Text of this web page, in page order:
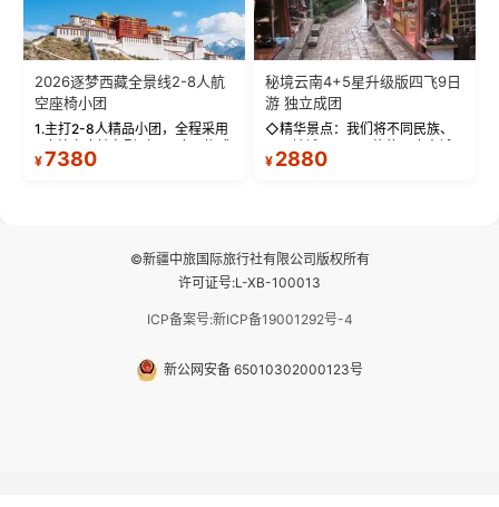
2026逐梦西藏全景线2-8人航
空座椅小团
1.主打2-8人精品小团，全程采用
9座航空座椅车型（360度环抱式
座舱），提供VIP级别的舒适出行
¥7380
秘境云南4+5星升级版四飞9日
游 独立成团
◇精华景点：我们将不同民族、
不同地域、不同风格的三座古城
—【大理古城、丽江古城、香格
¥ 2880
©新疆中旅国际旅行社有限公司版权所有
许可证号:L-XB-100013
ICP备案号:新ICP备19001292号-4
新公网安备 65010302000123号